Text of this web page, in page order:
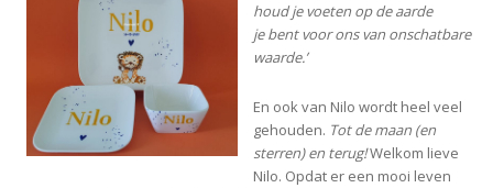
houd je voeten op de aarde
je bent voor ons van onschatbare
waarde.’
En ook van Nilo wordt heel veel
gehouden. Tot de maan (en
sterren) en terug!Welkom lieve
Nilo. Opdat er een mooi leven